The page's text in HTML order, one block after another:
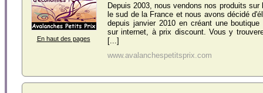
En haut des pages
Depuis 2003, nous vendons nos produits sur
le sud de la France et nous avons décidé
depuis janvier 2010 en créant une
sur internet, à prix discount. Vous y
[...]
www.avalanchespetitsprix.com